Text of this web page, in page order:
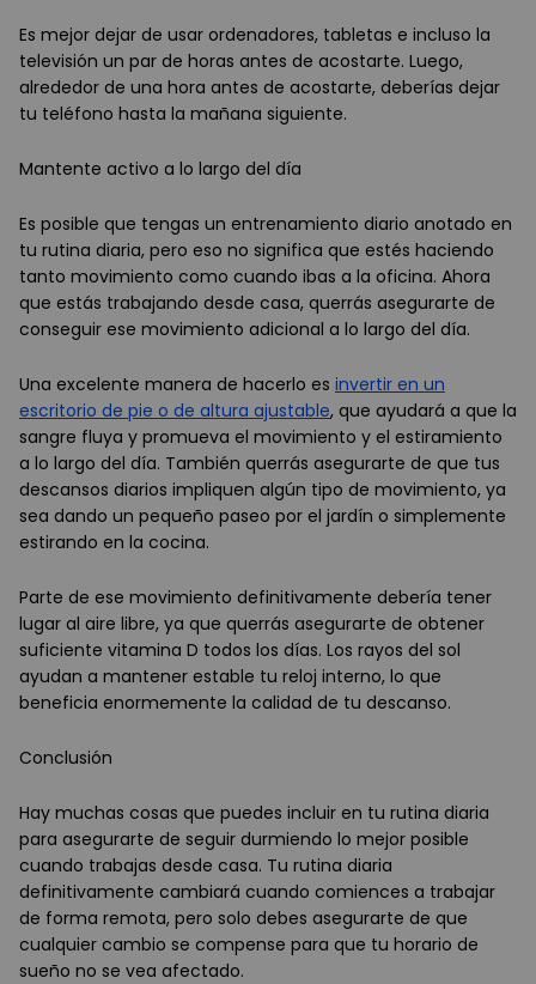
Es mejor dejar de usar ordenadores, tabletas e incluso la
televisión un par de horas antes de acostarte. Luego,
alrededor de una hora antes de acostarte, deberías dejar
tu teléfono hasta la mañana siguiente.
Mantente activo a lo largo del día
Es posible que tengas un entrenamiento diario anotado en
tu rutina diaria, pero eso no significa que estés haciendo
tanto movimiento como cuando ibas a la oficina. Ahora
que estás trabajando desde casa, querrás asegurarte de
conseguir ese movimiento adicional a lo largo del día.
Una excelente manera de hacerlo es invertir en un
escritorio de pie o de altura ajustable, que ayudará a que la
sangre fluya y promueva el movimiento y el estiramiento
a lo largo del día. También querrás asegurarte de que tus
descansos diarios impliquen algún tipo de movimiento, ya
sea dando un pequeño paseo por el jardín o simplemente
estirando en la cocina.
Parte de ese movimiento definitivamente debería tener
lugar al aire libre, ya que querrás asegurarte de obtener
suficiente vitamina D todos los días. Los rayos del sol
ayudan a mantener estable tu reloj interno, lo que
beneficia enormemente la calidad de tu descanso.
Conclusión
Hay muchas cosas que puedes incluir en tu rutina diaria
para asegurarte de seguir durmiendo lo mejor posible
cuando trabajas desde casa. Tu rutina diaria
definitivamente cambiará cuando comiences a trabajar
de forma remota, pero solo debes asegurarte de que
cualquier cambio se compense para que tu horario de
sueño no se vea afectado.